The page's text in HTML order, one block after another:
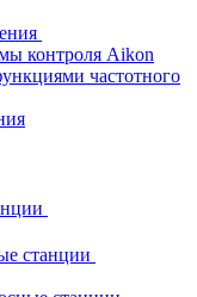
контроля Aikon
частотного
станции